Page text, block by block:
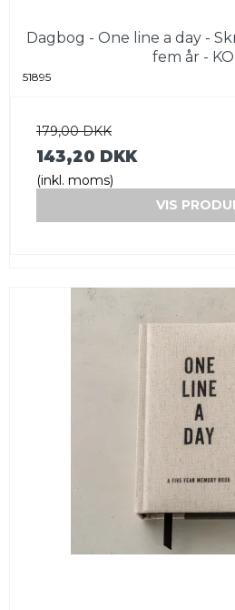
Dagbog - One line a day -
fem år -
51895
179,00 DKK
143,20 DKK
(inkl. moms)
VIS